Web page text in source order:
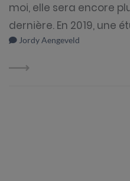
moi, elle sera encore
dernière. En 2019, une
Jordy Aengeveld